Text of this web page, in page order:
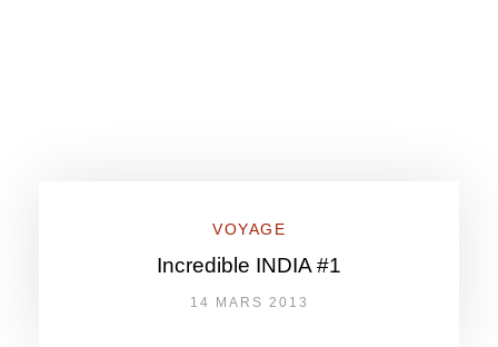
VOYAGE
Incredible INDIA #1
14 MARS 2013